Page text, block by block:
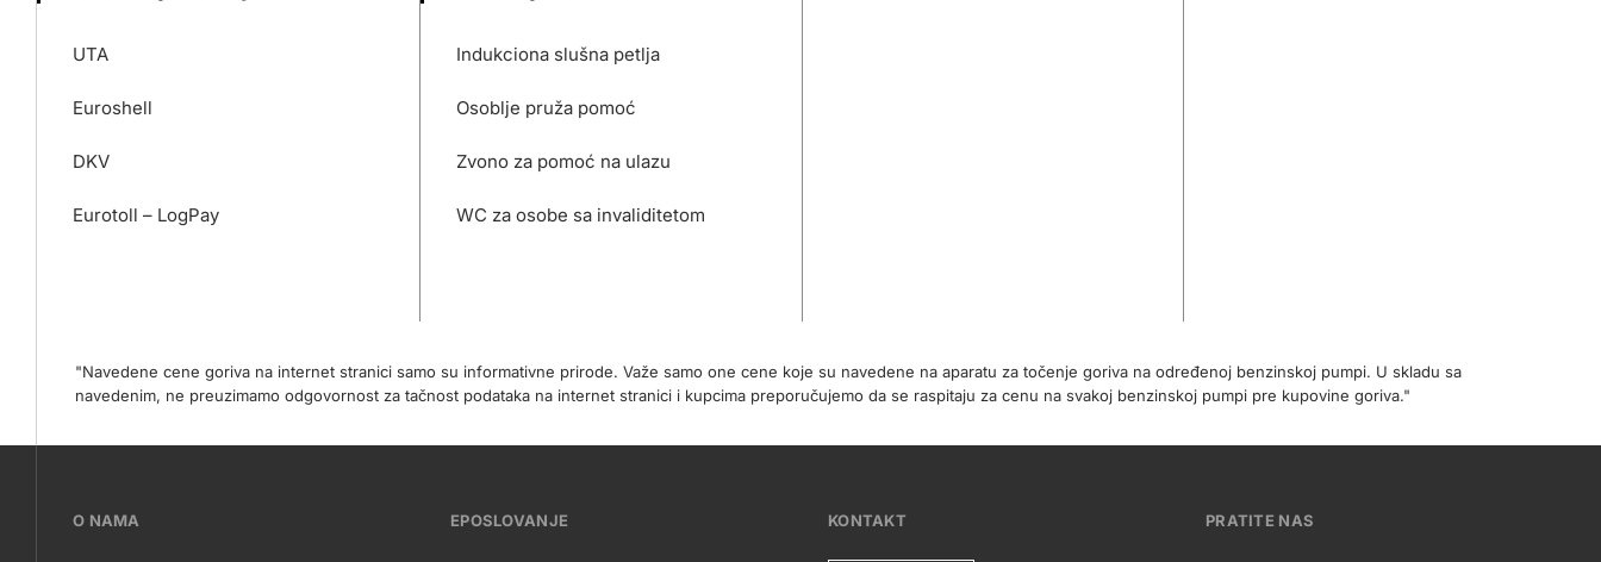
UTA
Euroshell
DKV
Eurotoll – LogPay
Indukciona slušna petlja
Osoblje pruža pomoć
Zvono za pomoć na ulazu
WC za osobe sa invaliditetom
"Navedene cene goriva na internet stranici samo su informativne prirode. Važe samo one cene koje su navedene na aparatu za točenje goriva na određenoj benzinskoj pumpi. U skladu sa
navedenim, ne preuzimamo odgovornost za tačnost podataka na internet stranici i kupcima preporučujemo da se raspitaju za cenu na svakoj benzinskoj pumpi pre kupovine goriva."
???O NAMA EPOSLOVANJE KONTAKT PRATITE NAS